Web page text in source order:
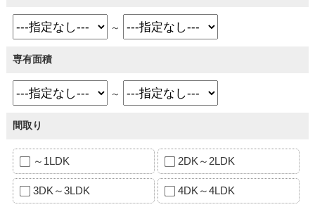
～
専有面積
～
間取り
～1LDK 2DK～2LDK
3DK～3LDK 4DK～4LDK